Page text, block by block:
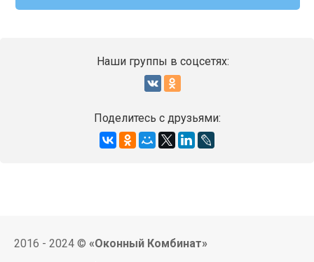
Наши группы в соцсетях:
Поделитесь с друзьями:
2016 - 2024 © «Оконный Комбинат»